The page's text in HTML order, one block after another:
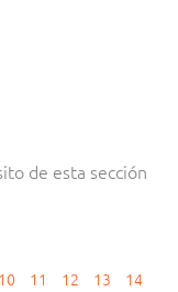
de esta sección
10 11 12 13
14